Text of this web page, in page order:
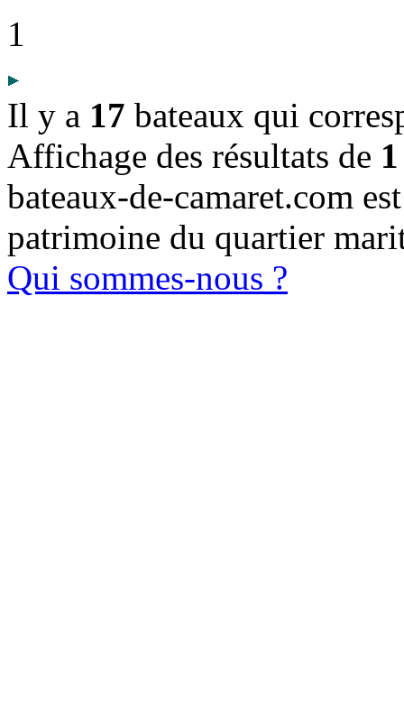
1
Il y a 17 bateaux qui
Affichage des résultats de
bateaux-de-camaret.com
patrimoine du quartier
Qui sommes-nous ?